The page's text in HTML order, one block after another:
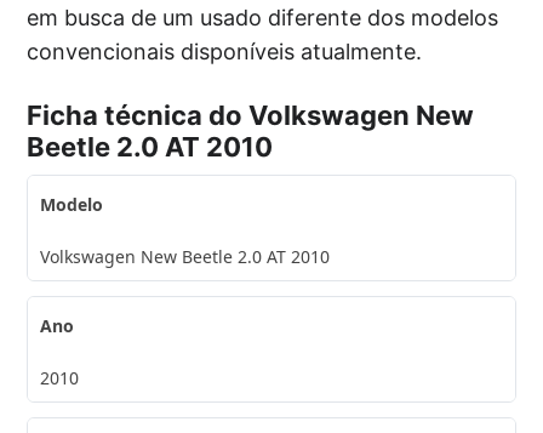
em busca de um usado diferente dos modelos
convencionais disponíveis atualmente.
Ficha técnica do Volkswagen New
Beetle 2.0 AT 2010
Modelo
Volkswagen New Beetle 2.0 AT 2010
Ano
2010